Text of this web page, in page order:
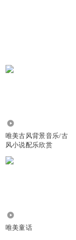
唯美古风背景音乐/古
风小说配乐欣赏
唯美童话